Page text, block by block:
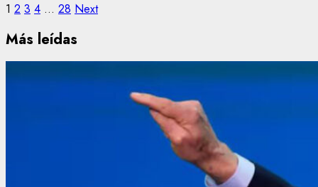
1 2 3 4 … 28 Next
Más leídas